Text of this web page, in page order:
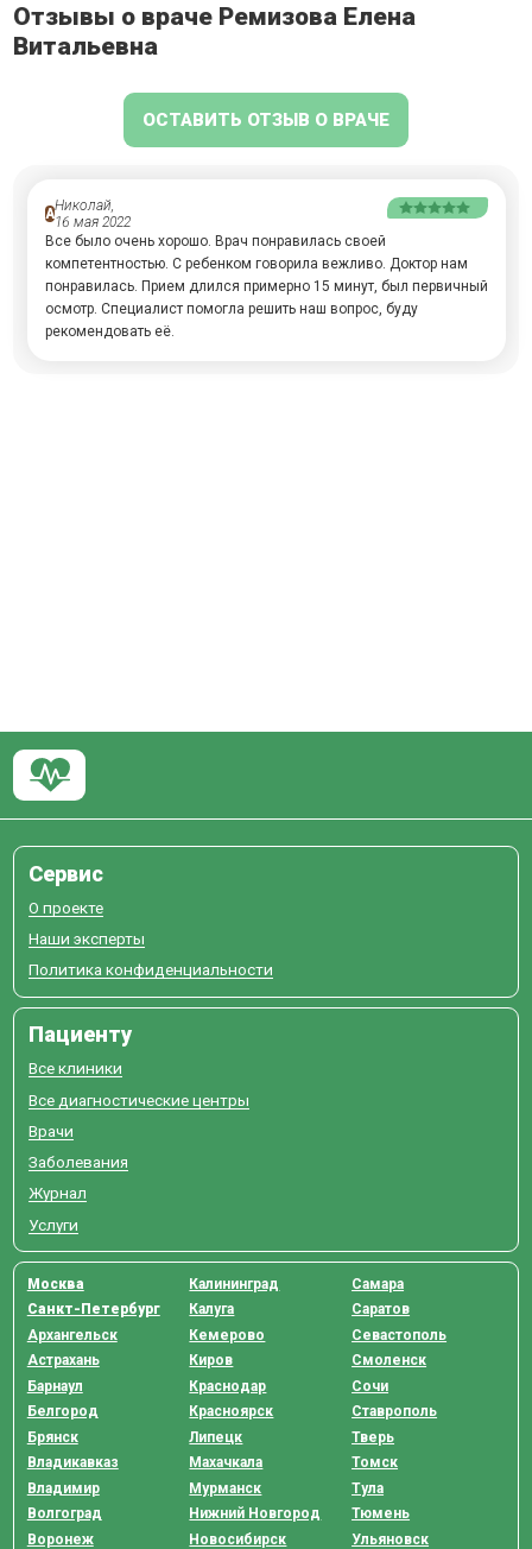
Отзывы о враче Ремизова Елена
Витальевна
ОСТАВИТЬ ОТЗЫВ О ВРАЧЕ
АНиколай,
16 мая 2022
Все было очень хорошо. Врач понравилась своей
компетентностью. С ребенком говорила вежливо. Доктор нам
понравилась. Прием длился примерно 15 минут, был первичный
осмотр. Специалист помогла решить наш вопрос, буду
рекомендовать её.
Сервис
О проекте
Наши эксперты
Политика конфиденциальности
Пациенту
Все клиники
Все диагностические центры
Врачи
Заболевания
Журнал
Услуги
Москва
Санкт-Петербург
Архангельск
Астрахань
Барнаул
Белгород
Брянск
Владикавказ
Владимир
Волгоград
Воронеж
Калининград
Калуга
Кемерово
Киров
Краснодар
Красноярск
Липецк
Махачкала
Мурманск
Нижний Новгород
Новосибирск
Самара
Саратов
Севастополь
Смоленск
Сочи
Ставрополь
Тверь
Томск
Тула
Тюмень
Ульяновск